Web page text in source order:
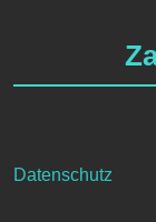
Datenschutz